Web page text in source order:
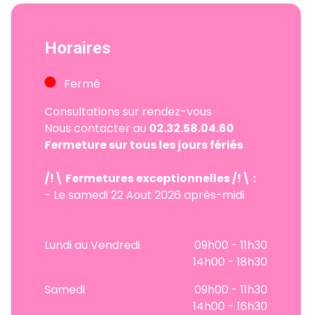
Horaires
Fermé
Consultations sur rendez-vous
Nous contacter au 02.32.58.04.60
Fermeture sur tous les jours fériés
/!\ Fermetures exceptionnelles/!\ :
- Le samedi 22 Aout 2026 après-midi
Lundi au Vendredi
09h00 - 11h30
14h00 - 18h30
Samedi
09h00 - 11h30
14h00 - 16h30